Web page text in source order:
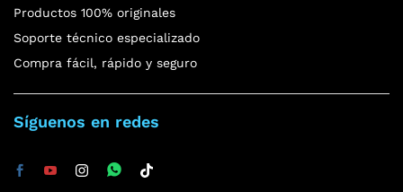
Productos 100% originales
Soporte técnico especializado
Compra fácil, rápido y seguro
Síguenos en redes